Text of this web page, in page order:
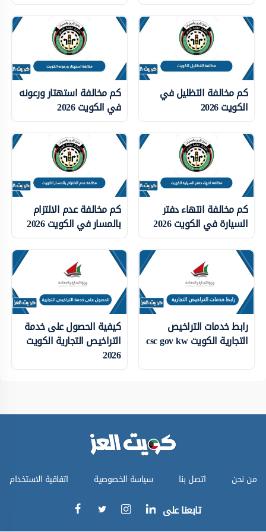
كم مخالفة التظليل في
الكويت 2026
كم مخالفة استهتار ورعونه
في الكويت 2026
كم مخالفة انتهاء دفتر
السيارة في الكويت 2026
كم مخالفة عدم الالتزام
بالمسار في الكويت 2026
رابط خدمات التراخيص
التجارية الكويت csc gov kw
كيفية الحصول على خدمة
التراخيص التجارية الكويت
2026
من نحن اتصل بنا سياسة الخصوصية اتفاقية الاستخدام
تابعنا على